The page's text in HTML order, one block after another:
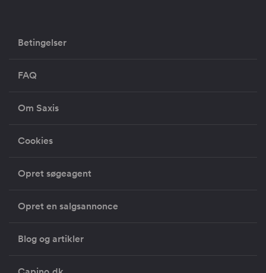
Betingelser
FAQ
Om Saxis
Cookies
Opret søgeagent
Opret en salgsannonce
Blog og artikler